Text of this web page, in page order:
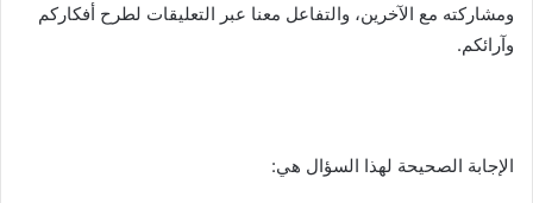
ومشاركته مع الآخرين، والتفاعل معنا عبر التعليقات لطرح أفكاركم
وآرائكم.
الإجابة الصحيحة لهذا السؤال هي: